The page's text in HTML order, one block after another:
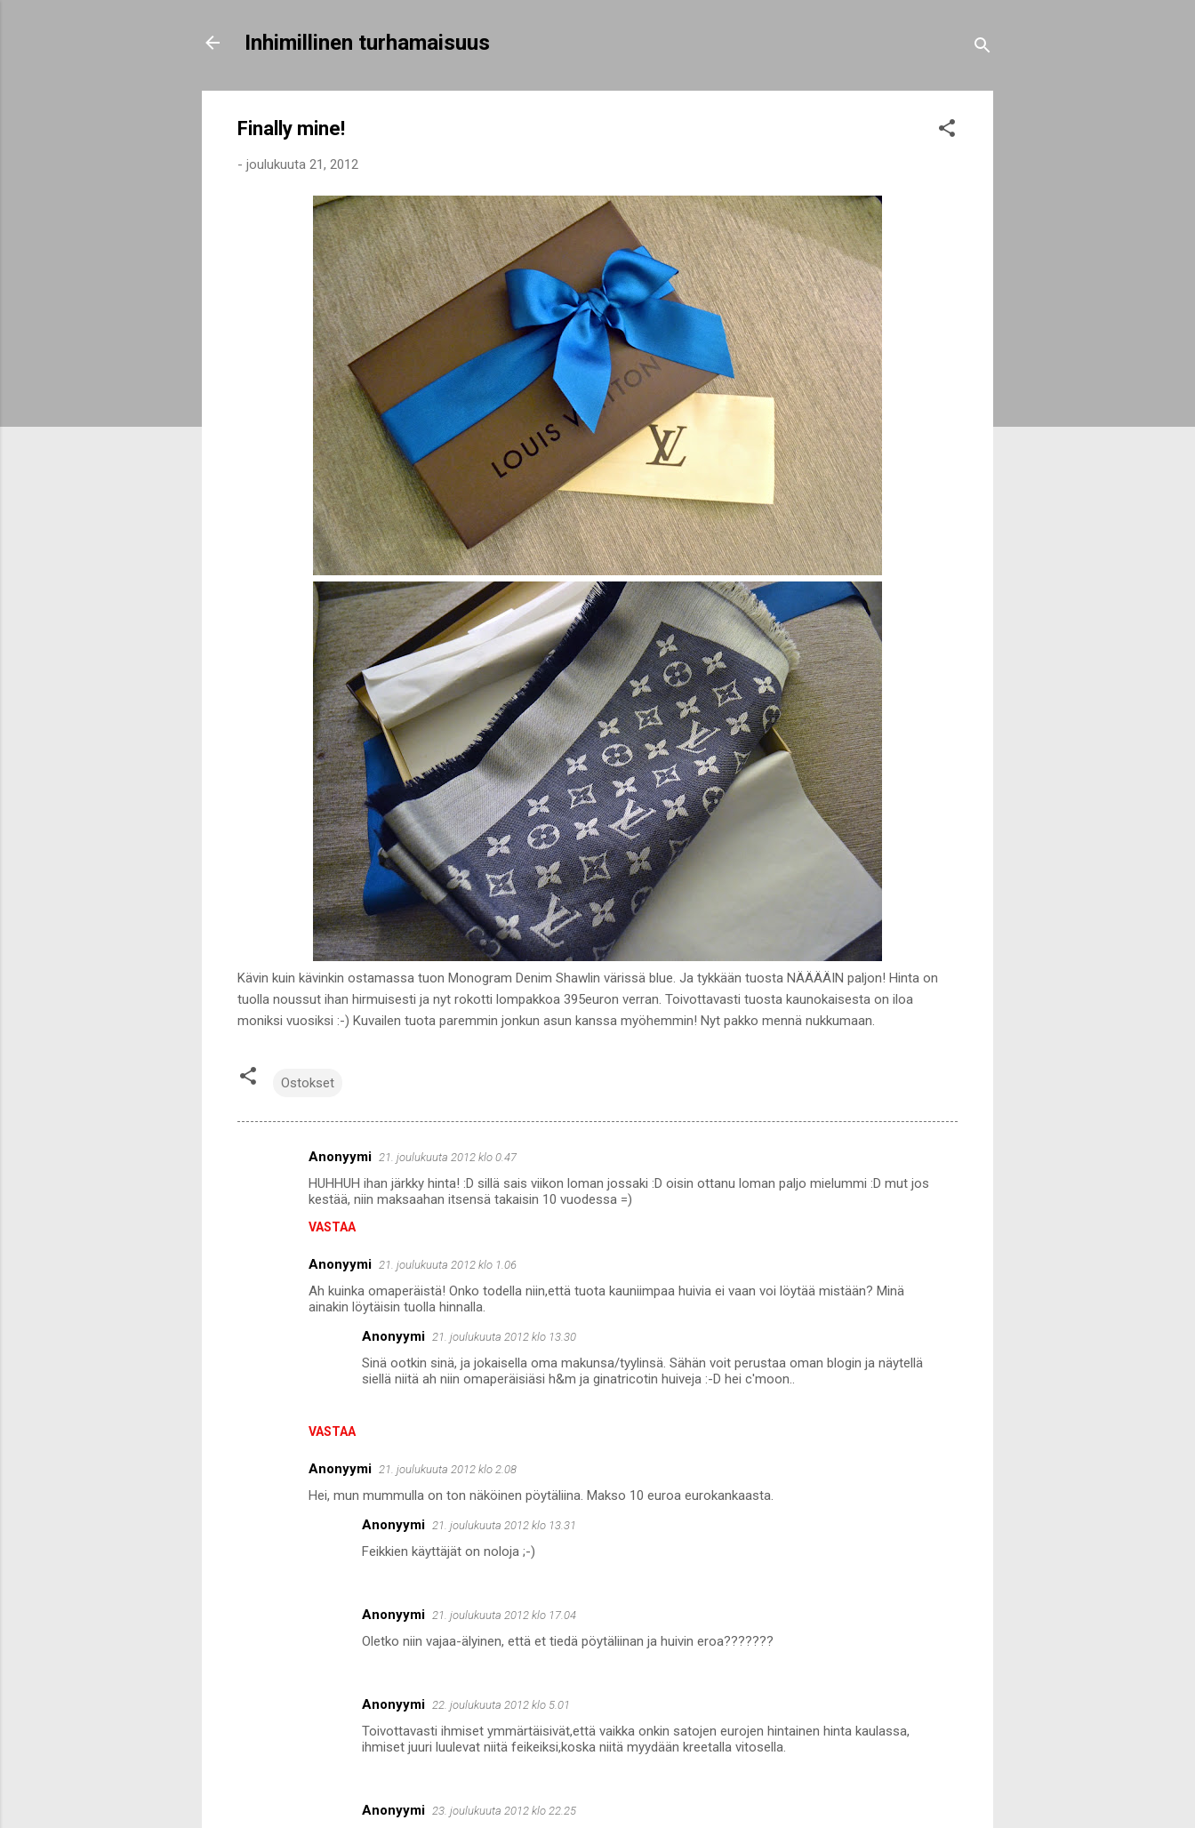
Inhimillinen turhamaisuus
Finally mine!
- joulukuuta 21, 2012
Kävin kuin kävinkin ostamassa tuon Monogram Denim Shawlin värissä blue. Ja tykkään tuosta NÄÄÄÄIN paljon! Hinta on
tuolla noussut ihan hirmuisesti ja nyt rokotti lompakkoa 395euron verran. Toivottavasti tuosta kaunokaisesta on iloa
moniksi vuosiksi :-) Kuvailen tuota paremmin jonkun asun kanssa myöhemmin! Nyt pakko mennä nukkumaan.
Ostokset
Anonyymi 21. joulukuuta 2012 klo 0.47
HUHHUH ihan järkky hinta! :D sillä sais viikon loman jossaki :D oisin ottanu loman paljo mielummi :D mut jos
kestää, niin maksaahan itsensä takaisin 10 vuodessa =)
VASTAA
Anonyymi 21. joulukuuta 2012 klo 1.06
Ah kuinka omaperäistä! Onko todella niin,että tuota kauniimpaa huivia ei vaan voi löytää mistään? Minä
ainakin löytäisin tuolla hinnalla.
VASTAA
Anonyymi 21. joulukuuta 2012 klo 13.30
Sinä ootkin sinä, ja jokaisella oma makunsa/tyylinsä. Sähän voit perustaa oman blogin ja näytellä
siellä niitä ah niin omaperäisiäsi h&m ja ginatricotin huiveja :-D hei c'moon..
Anonyymi 21. joulukuuta 2012 klo 2.08
Hei, mun mummulla on ton näköinen pöytäliina. Makso 10 euroa eurokankaasta.
Anonyymi 21. joulukuuta 2012 klo 13.31
Feikkien käyttäjät on noloja ;-)
Anonyymi 21. joulukuuta 2012 klo 17.04
Oletko niin vajaa-älyinen, että et tiedä pöytäliinan ja huivin eroa???????
Anonyymi 22. joulukuuta 2012 klo 5.01
Toivottavasti ihmiset ymmärtäisivät,että vaikka onkin satojen eurojen hintainen hinta kaulassa,
ihmiset juuri luulevat niitä feikeiksi,koska niitä myydään kreetalla vitosella.
Anonyymi 23. joulukuuta 2012 klo 22.25